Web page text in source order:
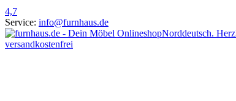
4,7
Service: info@furnhaus.de
Norddeutsch.
versandkostenfrei